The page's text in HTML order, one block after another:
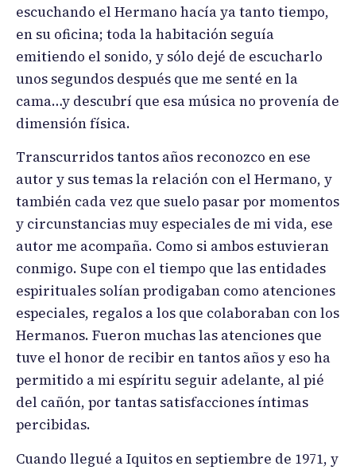
escuchando el Hermano hacía ya tanto tiempo,
en su oficina; toda la habitación seguía
emitiendo el sonido, y sólo dejé de escucharlo
unos segundos después que me senté en la
cama…y descubrí que esa música no provenía de
dimensión física.
Transcurridos tantos años reconozco en ese
autor y sus temas la relación con el Hermano, y
también cada vez que suelo pasar por momentos
y circunstancias muy especiales de mi vida, ese
autor me acompaña. Como si ambos estuvieran
conmigo. Supe con el tiempo que las entidades
espirituales solían prodigaban como atenciones
especiales, regalos a los que colaboraban con los
Hermanos. Fueron muchas las atenciones que
tuve el honor de recibir en tantos años y eso ha
permitido a mi espíritu seguir adelante, al pié
del cañón, por tantas satisfacciones íntimas
percibidas.
Cuando llegué a Iquitos en septiembre de 1971, y